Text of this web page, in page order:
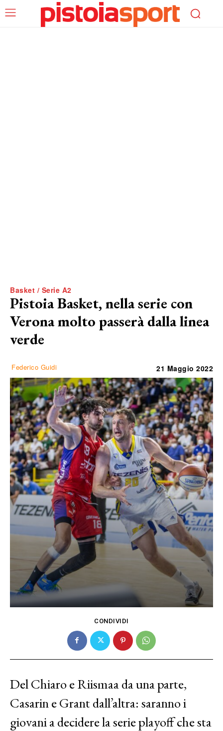
Basket / Serie A2
Pistoia Basket, nella serie con
Verona molto passerà dalla linea
verde
Federico Guidi 21 Maggio 2022
CONDIVIDI
Del Chiaro e Riismaa da una parte,
Casarin e Grant dall’altra: saranno i
giovani a decidere la serie playoff che sta